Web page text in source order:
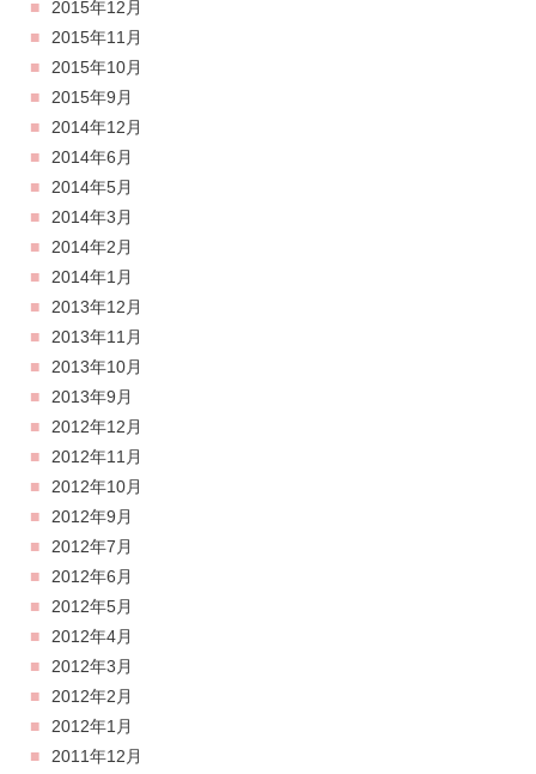
2015年12月
2015年11月
2015年10月
2015年9月
2014年12月
2014年6月
2014年5月
2014年3月
2014年2月
2014年1月
2013年12月
2013年11月
2013年10月
2013年9月
2012年12月
2012年11月
2012年10月
2012年9月
2012年7月
2012年6月
2012年5月
2012年4月
2012年3月
2012年2月
2012年1月
2011年12月